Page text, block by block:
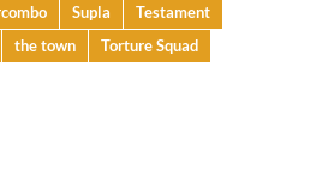
Supla
Testament
the town
Torture Squad